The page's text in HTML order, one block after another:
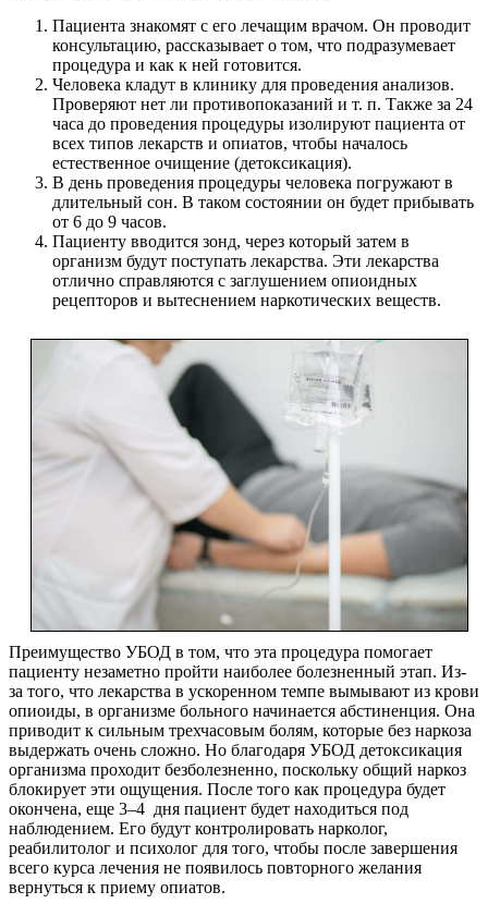
Пациента знакомят с его лечащим врачом. Он проводит
консультацию, рассказывает о том, что подразумевает
процедура и как к ней готовится.
Человека кладут в клинику для проведения анализов.
Проверяют нет ли противопоказаний и т. п. Также за 24
часа до проведения процедуры изолируют пациента от
всех типов лекарств и опиатов, чтобы началось
естественное очищение (детоксикация).
В день проведения процедуры человека погружают в
длительный сон. В таком состоянии он будет прибывать
от 6 до 9 часов.
Пациенту вводится зонд, через который затем в
организм будут поступать лекарства. Эти лекарства
отлично справляются с заглушением опиоидных
рецепторов и вытеснением наркотических веществ.
Преимущество УБОД в том, что эта процедура помогает
пациенту незаметно пройти наиболее болезненный этап. Из-
за того, что лекарства в ускоренном темпе вымывают из крови
опиоиды, в организме больного начинается абстиненция. Она
приводит к сильным трехчасовым болям, которые без наркоза
выдержать очень сложно. Но благодаря УБОД детоксикация
организма проходит безболезненно, поскольку общий наркоз
блокирует эти ощущения. После того как процедура будет
окончена, еще 3–4 дня пациент будет находиться под
наблюдением. Его будут контролировать нарколог,
реабилитолог и психолог для того, чтобы после завершения
всего курса лечения не появилось повторного желания
вернуться к приему опиатов.